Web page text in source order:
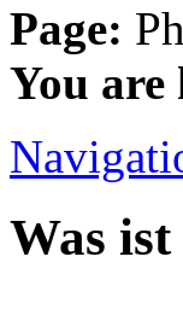
Page:
You are
Was